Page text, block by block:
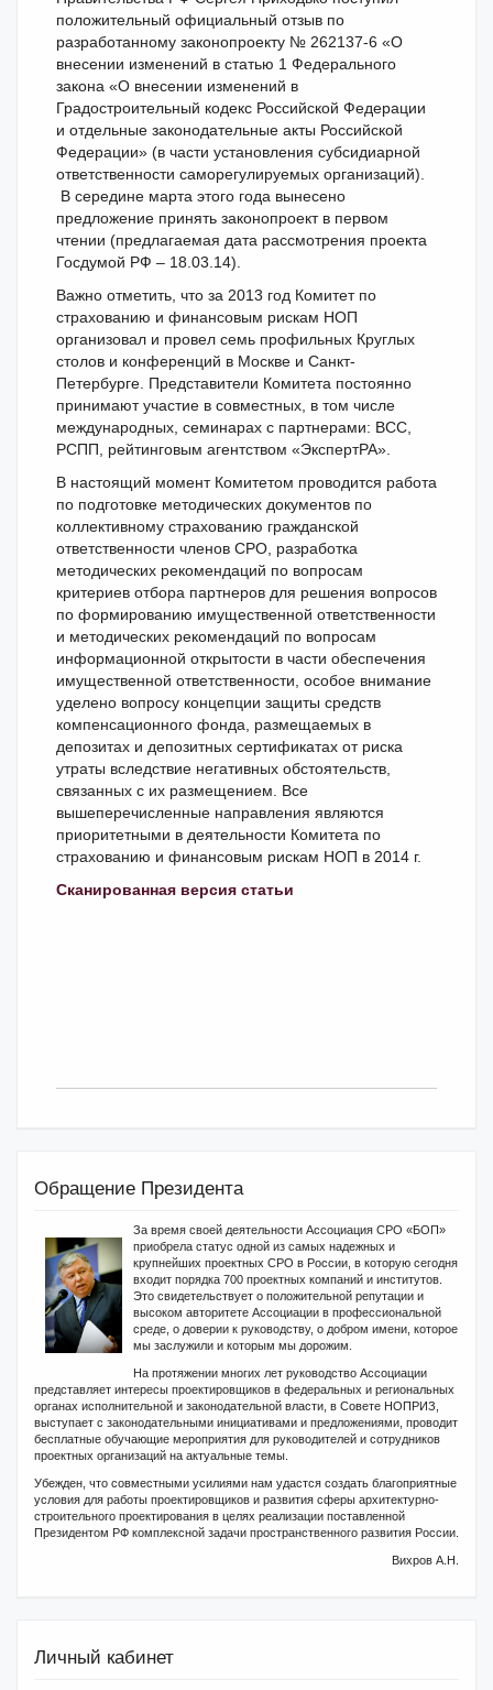
положительный официальный отзыв по
разработанному законопроекту № 262137-6 «О
внесении изменений в статью 1 Федерального
закона «О внесении изменений в
Градостроительный кодекс Российской Федерации
и отдельные законодательные акты Российской
Федерации» (в части установления субсидиарной
ответственности саморегулируемых организаций).
В середине марта этого года вынесено
предложение принять законопроект в первом
чтении (предлагаемая дата рассмотрения проекта
Госдумой РФ – 18.03.14).
Важно отметить, что за 2013 год Комитет по
страхованию и финансовым рискам НОП
организовал и провел семь профильных Круглых
столов и конференций в Москве и Санкт-
Петербурге. Представители Комитета постоянно
принимают участие в совместных, в том числе
международных, семинарах с партнерами: ВСС,
РСПП, рейтинговым агентством «ЭкспертРА».
В настоящий момент Комитетом проводится работа
по подготовке методических документов по
коллективному страхованию гражданской
ответственности членов СРО, разработка
методических рекомендаций по вопросам
критериев отбора партнеров для решения вопросов
по формированию имущественной ответственности
и методических рекомендаций по вопросам
информационной открытости в части обеспечения
имущественной ответственности, особое внимание
уделено вопросу концепции защиты средств
компенсационного фонда, размещаемых в
депозитах и депозитных сертификатах от риска
утраты вследствие негативных обстоятельств,
связанных с их размещением. Все
вышеперечисленные направления являются
приоритетными в деятельности Комитета по
страхованию и финансовым рискам НОП в 2014 г.
Сканированная версия статьи
Обращение Президента
За время своей деятельности Ассоциация СРО «БОП»
приобрела статус одной из самых надежных и
крупнейших проектных СРО в России, в которую сегодня
входит порядка 700 проектных компаний и институтов.
Это свидетельствует о положительной репутации и
высоком авторитете Ассоциации в профессиональной
среде, о доверии к руководству, о добром имени, которое
мы заслужили и которым мы дорожим.
На протяжении многих лет руководство Ассоциации
представляет интересы проектировщиков в федеральных и региональных
органах исполнительной и законодательной власти, в Совете НОПРИЗ,
выступает с законодательными инициативами и предложениями, проводит
бесплатные обучающие мероприятия для руководителей и сотрудников
проектных организаций на актуальные темы.
Убежден, что совместными усилиями нам удастся создать благоприятные
условия для работы проектировщиков и развития сферы архитектурно-
строительного проектирования в целях реализации поставленной
Президентом РФ комплексной задачи пространственного развития России.
Вихров А.Н.
Личный кабинет